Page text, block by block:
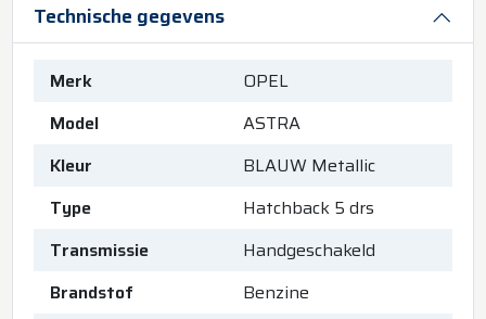
Technische gegevens
Merk
OPEL
Model
ASTRA
Kleur
BLAUW Metallic
Type
Hatchback 5 drs
Transmissie
Handgeschakeld
Brandstof
Benzine